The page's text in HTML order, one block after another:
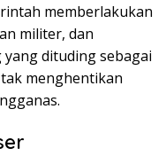
memberlakukan
militer, dan
dituding sebagai
menghentikan